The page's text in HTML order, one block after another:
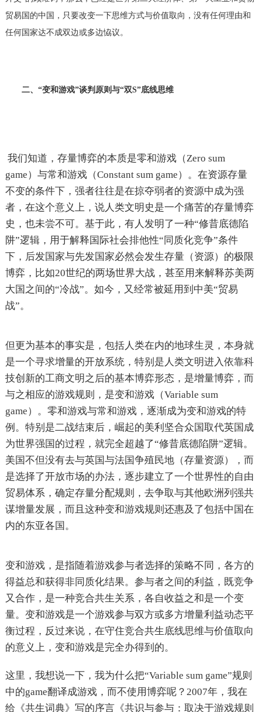
贸易国的中国，只要改变一下思维方式与价值取向，没有任何理由和
任何国家达不成双边或多边恊议。
二、“变和游戏”谈判原则与“双S”底线思维
我们知道，存量博弈的本质是零和游戏（Zero sum
game）与常和游戏（Constant sum game）。在资源存量
不变的条件下，强者往往是在掠夺弱者的资源中成为强
者，在这个意义上，说人类文明史是一个痛苦的存量博弈
史，也未尝不可。基于此，有人发明了一种“修昔底德陷
阱”逻辑，用于解释国际社会排他性“同质化竞争”条件
下，后发国家与先发国家必然会发生存量（资源）的极限
博弈，比如20世纪的两场世界大战，甚至用来解释苏美两
大国之间的“冷战”。如今，又经常被延用到中美“贸易
战”。
但更为基本的事实是，包括人类在内的地球生灵，本身就
是一个寻求增量的开放系统，特别是人类文明进入依靠科
技创新的工商文明之后的基本博弈形态，是增量博弈，而
与之相应的游戏规则，是变和游戏（Variable sum
game）。零和游戏与常和游戏，逐渐成为变和游戏的特
例。特别是二战结束后，崛起的美利坚合众国取代英国成
为世界强国的过程，就完全超越了“修昔底德陷阱”逻辑。
美国不但没有去与英国与法国争殖民地（存量资源），而
是选择了开放市场的办法，逐步建立了一个世界性的自由
贸易体系，确定存量分配规则，去争取与其他欧洲列强共
谋增量发展，而且这种变和游戏规则还惠及了包括中国在
内的东亚各国。
变和游戏，是指随着游戏参与者选择的策略不同，各方的
得益总和获得非同质化结果。参与者之间的利益，既竞争
又合作，是一种竞合共生关系，各自收益之和是一个变
量。变和游戏是一个游戏参与双方或多方增量利益动态平
衡过程，反过来说，在守住竞合共生底线思维与价值取向
的意义上，变和游戏是完全办得到的。
这里，我想说一下，我为什么把“Variable sum game”规则
中的game翻译成游戏，而不使用博弈呢？2007年，我在
给《共生词典》写的序言《共识与参与：取决于游戏规则